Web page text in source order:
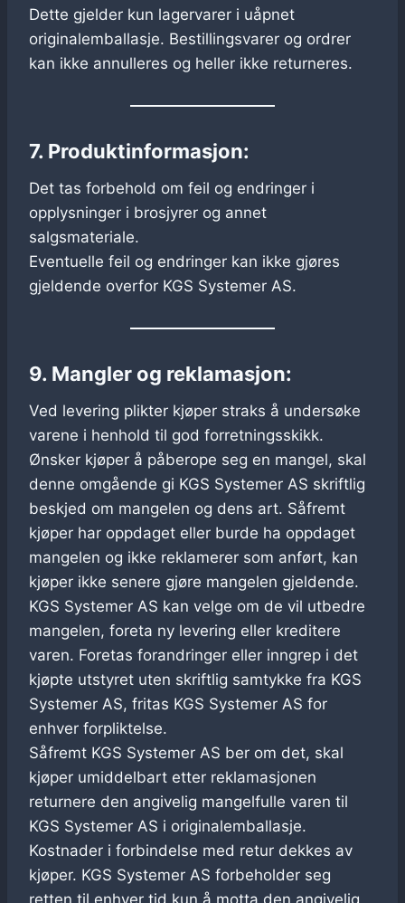
Dette gjelder kun lagervarer i uåpnet
originalemballasje. Bestillingsvarer og ordrer
kan ikke annulleres og heller ikke returneres.
7. Produktinformasjon:
Det tas forbehold om feil og endringer i
opplysninger i brosjyrer og annet
salgsmateriale.
Eventuelle feil og endringer kan ikke gjøres
gjeldende overfor KGS Systemer AS.
9. Mangler og reklamasjon:
Ved levering plikter kjøper straks å undersøke
varene i henhold til god forretningsskikk.
Ønsker kjøper å påberope seg en mangel, skal
denne omgående gi KGS Systemer AS skriftlig
beskjed om mangelen og dens art. Såfremt
kjøper har oppdaget eller burde ha oppdaget
mangelen og ikke reklamerer som anført, kan
kjøper ikke senere gjøre mangelen gjeldende.
KGS Systemer AS kan velge om de vil utbedre
mangelen, foreta ny levering eller kreditere
varen. Foretas forandringer eller inngrep i det
kjøpte utstyret uten skriftlig samtykke fra KGS
Systemer AS, fritas KGS Systemer AS for
enhver forpliktelse.
Såfremt KGS Systemer AS ber om det, skal
kjøper umiddelbart etter reklamasjonen
returnere den angivelig mangelfulle varen til
KGS Systemer AS i originalemballasje.
Kostnader i forbindelse med retur dekkes av
kjøper. KGS Systemer AS forbeholder seg
retten til enhver tid kun å motta den angivelig